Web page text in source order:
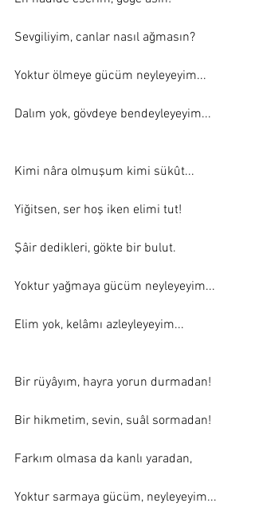
Sevgiliyim, canlar nasıl ağmasın?
Yoktur ölmeye gücüm neyleyeyim...
Dalım yok, gövdeye bendeyleyeyim...
Kimi nâra olmuşum kimi sükût...
Yiğitsen, ser hoş iken elimi tut!
Şâir dedikleri, gökte bir bulut.
Yoktur yağmaya gücüm neyleyeyim...
Elim yok, kelâmı azleyleyeyim...
Bir rüyâyım, hayra yorun durmadan!
Bir hikmetim, sevin, suâl sormadan!
Farkım olmasa da kanlı yaradan,
Yoktur sarmaya gücüm, neyleyeyim...